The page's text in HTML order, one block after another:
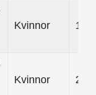
Kvinnor 18 -
Kvinnor 25-